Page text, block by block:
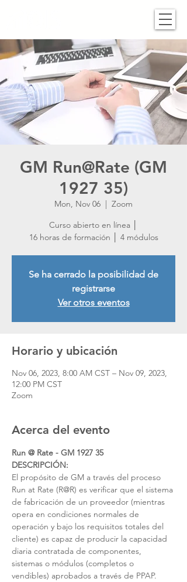
GM Run@Rate (GM
1927 35)
Mon, Nov 06
  |
Zoom
Curso abierto en línea │
16 horas de formación │ 4 módulos
Se ha cerrado la posibilidad de
registrarse
Ver otros eventos
Horario y ubicación
Nov 06, 2023, 8:00 AM CST – Nov 09, 2023,
12:00 PM CST
Zoom
Acerca del evento
Run @ Rate - GM 1927 35
DESCRIPCIÓN:
El propósito de GM a través del proceso
Run at Rate (R@R) es verificar que el sistema
de fabricación de un proveedor (mientras
opera en condiciones normales de
operación y bajo los requisitos totales del
cliente) es capaz de producir la capacidad
diaria contratada de componentes,
sistemas o módulos (completos o
vendibles) aprobados a través de PPAP.